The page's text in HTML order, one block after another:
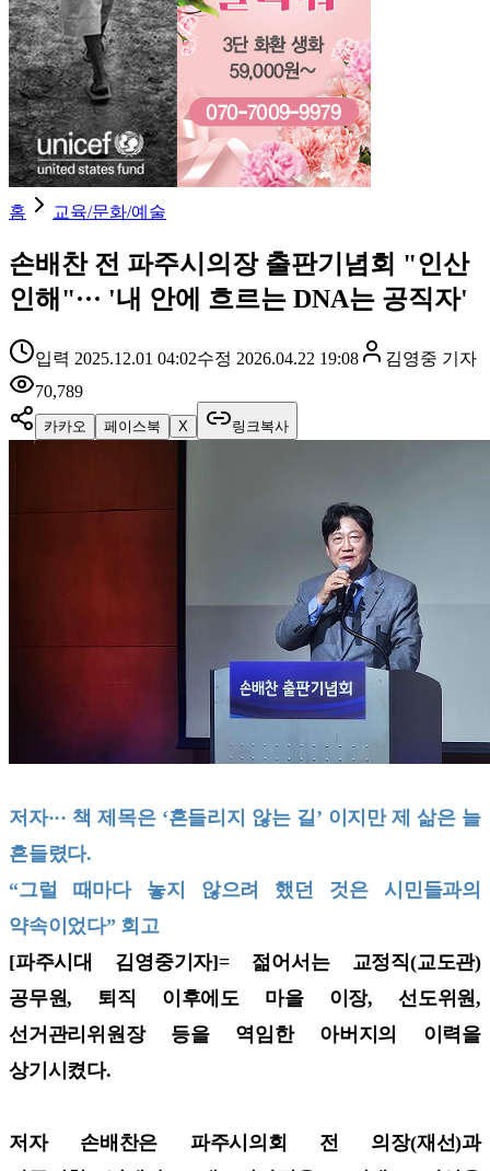
홈 교육/문화/예술
손배찬 전 파주시의장 출판기념회 "인산
인해"··· '내 안에 흐르는 DNA는 공직자'
입력 2025.12.01 04:02수정 2026.04.22 19:08 김영중 기자
70,789
카카오 페이스북 X 링크복사
저자··· 책 제목은 ‘흔들리지 않는 길’ 이지만 제 삶은 늘
흔들렸다.
“그럴 때마다 놓지 않으려 했던 것은 시민들과의
약속이었다” 회고
[파주시대 김영중기자]= 젊어서는 교정직(교도관)
공무원, 퇴직 이후에도 마을 이장, 선도위원,
선거관리위원장 등을 역임한 아버지의 이력을
상기시켰다.
저자 손배찬은 파주시의회 전 의장(재선)과